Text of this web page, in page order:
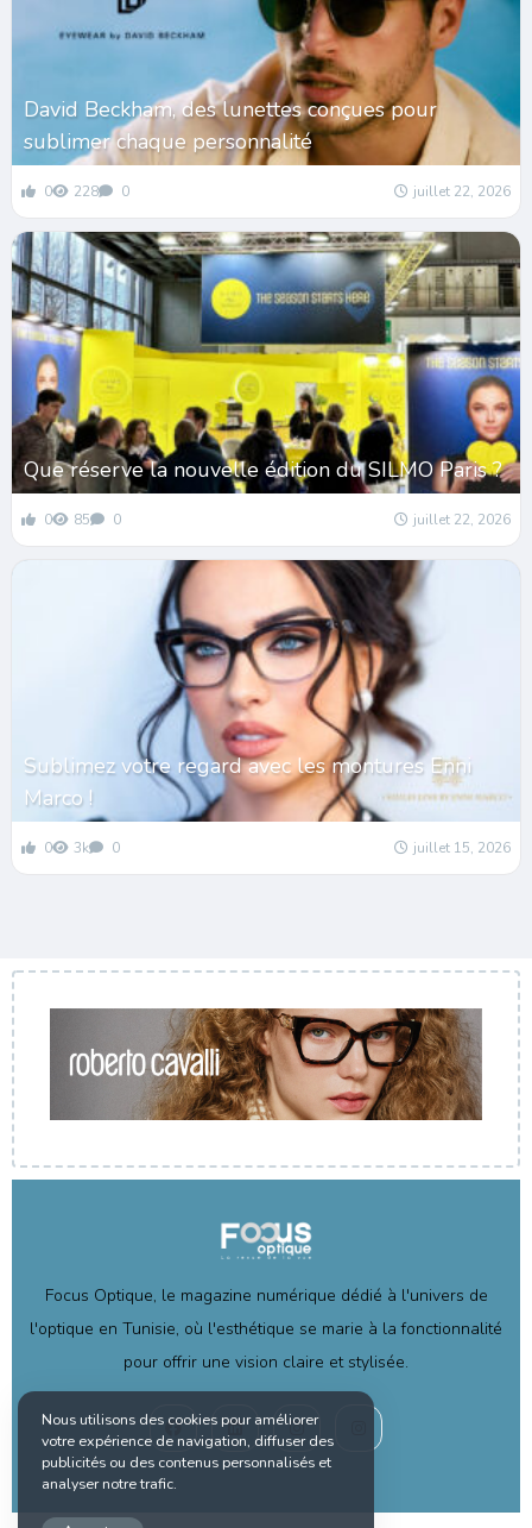
David Beckham, des lunettes conçues pour
sublimer chaque personnalité
0 228 0 juillet 22, 2026
Que réserve la nouvelle édition du SILMO Paris ?
0 85 0 juillet 22, 2026
Sublimez votre regard avec les montures Enni
Marco !
0 3k 0 juillet 15, 2026
Focus Optique, le magazine numérique dédié à l'univers de
l'optique en Tunisie, où l'esthétique se marie à la fonctionnalité
pour offrir une vision claire et stylisée.
Nous utilisons des cookies pour améliorer
votre expérience de navigation, diffuser des
publicités ou des contenus personnalisés et
analyser notre trafic.